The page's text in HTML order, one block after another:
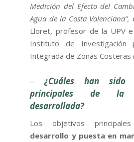
Medición del Efecto del
Agua de la Costa Valenciana”,
Lloret, profesor de la UPV
Instituto de Investigación
Integrada de Zonas Costeras
–¿Cuáles han sido
principales de la
desarrollada?
Los objetivos
desarrollo y puesta en